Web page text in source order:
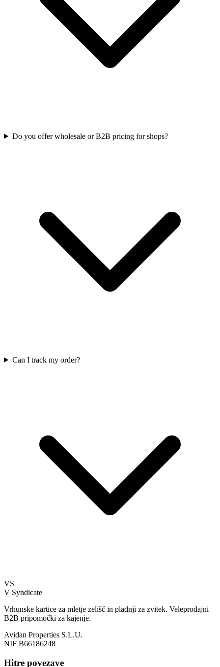
Do you offer wholesale or B2B pricing for shops?
Can I track my order?
VS
V Syndicate
Vrhunske kartice za mletje zelišč in pladnji za zvitek. Veleprodajni
B2B pripomočki za kajenje.
Avidan Properties S.L.U.
NIF B66186248
Hitre povezave